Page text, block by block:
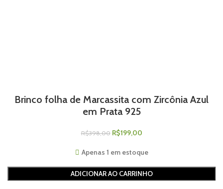
Brinco folha de Marcassita com Zircônia Azul
em Prata 925
R$398,00 R$199,00
Apenas 1 em estoque
ADICIONAR AO CARRINHO